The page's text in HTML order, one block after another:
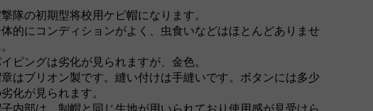
隊の初期型将校用ケピ帽になります。
的にコンディションがよく、虫食いなどはほとんどありませ
ピングは劣化が見られますが、金色。
はブリオン製です。縫い付けは手縫いです。ボタンには多少
化が見られます。